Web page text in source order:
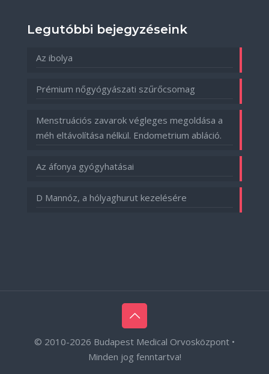
Legutóbbi bejegyzéseink
Az ibolya
Prémium nőgyógyászati szűrőcsomag
Menstruációs zavarok végleges megoldása a
méh eltávolítása nélkül. Endometrium abláció.
Az áfonya gyógyhatásai
D Mannóz, a hólyaghurut kezelésére
© 2010-2026 Budapest Medical Orvosközpont •
Minden jog fenntartva!